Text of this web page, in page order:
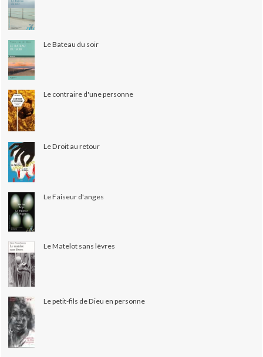
Le Bateau du soir
Le contraire d'une personne
Le Droit au retour
Le Faiseur d'anges
Le Matelot sans lèvres
Le petit-fils de Dieu en personne